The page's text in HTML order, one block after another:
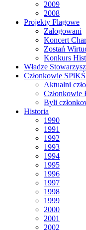
2009
2008
Projekty Flagowe
Zalogowani
Koncert
Zostań
Konkurs
Władze
Członkowie SPiKŚ
Aktualni
Członkowie
Byli
Historia
1990
1991
1992
1993
1994
1995
1996
1997
1998
1999
2000
2001
2002